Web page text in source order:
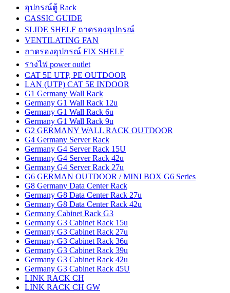
อุปกรณ์ตู้ Rack
CASSIC GUIDE
SLIDE SHELF ถาดรองอุปกรณ์
VENTILATING FAN
ถาดรองอุปกรณ์ FIX SHELF
รางไฟ power outlet
CAT 5E UTP, PE OUTDOOR
LAN (UTP) CAT 5E INDOOR
G1 Germany Wall Rack
Germany G1 Wall Rack 12u
Germany G1 Wall Rack 6u
Germany G1 Wall Rack 9u
G2 GERMANY WALL RACK OUTDOOR
G4 Germany Server Rack
Germany G4 Server Rack 15U
Germany G4 Server Rack 42u
Germany G4 Server Rack 27u
G6 GERMAN OUTDOOR / MINI BOX G6 Series
G8 Germany Data Center Rack
Germany G8 Data Center Rack 27u
Germany G8 Data Center Rack 42u
Germany Cabinet Rack G3
Germany G3 Cabinet Rack 15u
Germany G3 Cabinet Rack 27u
Germany G3 Cabinet Rack 36u
Germany G3 Cabinet Rack 39u
Germany G3 Cabinet Rack 42u
Germany G3 Cabinet Rack 45U
LINK RACK CH
LINK RACK CH GW